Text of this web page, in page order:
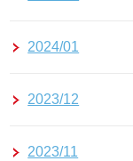
2024/01
2023/12
2023/11